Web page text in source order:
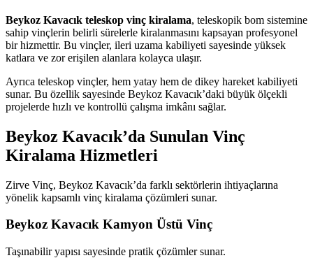
Beykoz Kavacık teleskop vinç kiralama, teleskopik bom sistemine
sahip vinçlerin belirli sürelerle kiralanmasını kapsayan profesyonel
bir hizmettir. Bu vinçler, ileri uzama kabiliyeti sayesinde yüksek
katlara ve zor erişilen alanlara kolayca ulaşır.
Ayrıca teleskop vinçler, hem yatay hem de dikey hareket kabiliyeti
sunar. Bu özellik sayesinde Beykoz Kavacık’daki büyük ölçekli
projelerde hızlı ve kontrollü çalışma imkânı sağlar.
Beykoz Kavacık’da Sunulan Vinç
Kiralama Hizmetleri
Zirve Vinç, Beykoz Kavacık’da farklı sektörlerin ihtiyaçlarına
yönelik kapsamlı vinç kiralama çözümleri sunar.
Beykoz Kavacık Kamyon Üstü Vinç
Taşınabilir yapısı sayesinde pratik çözümler sunar.